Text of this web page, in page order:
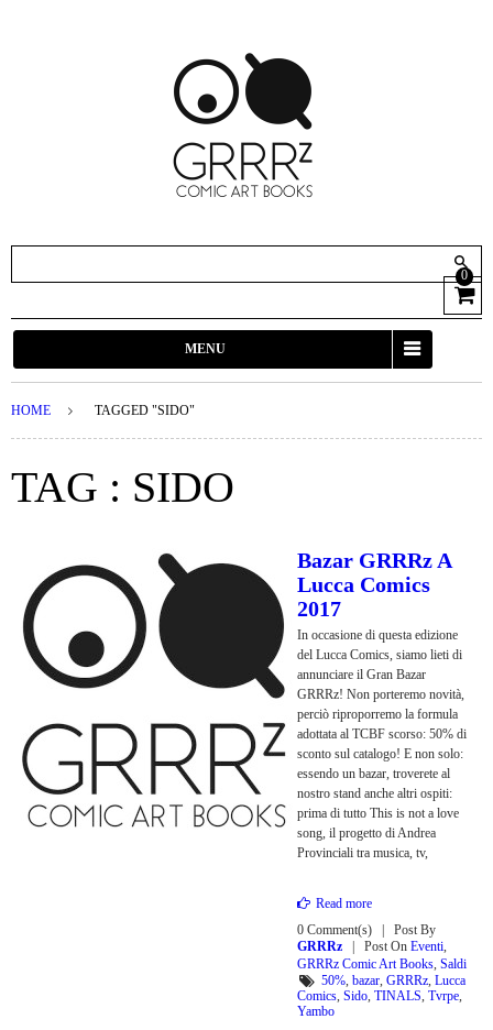
View
Cart
0
MENU
HOME TAGGED "SIDO"
TAG : SIDO
Bazar GRRRz A
Lucca Comics
2017
In occasione di questa edizione
del Lucca Comics, siamo lieti di
annunciare il Gran Bazar
GRRRz! Non porteremo novità,
perciò riproporremo la formula
adottata al TCBF scorso: 50% di
sconto sul catalogo! E non solo:
essendo un bazar, troverete al
nostro stand anche altri ospiti:
prima di tutto This is not a love
song, il progetto di Andrea
Provinciali tra musica, tv,
Read more
0 Comment(s)
Post By
GRRRz
Post On Eventi,
GRRRz Comic Art Books, Saldi
50%, bazar, GRRRz, Lucca
Comics, Sido, TINALS, Tvrpe,
Yambo